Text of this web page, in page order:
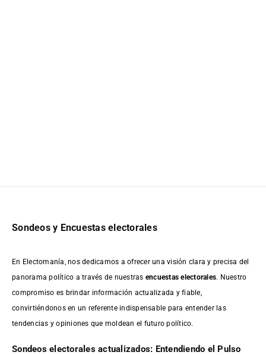
Sondeos y Encuestas electorales
En Electomanía, nos dedicamos a ofrecer una visión clara y precisa del
panorama político a través de nuestras encuestas electorales. Nuestro
compromiso es brindar información actualizada y fiable,
convirtiéndonos en un referente indispensable para entender las
tendencias y opiniones que moldean el futuro político.
Sondeos electorales actualizados: Entendiendo el Pulso